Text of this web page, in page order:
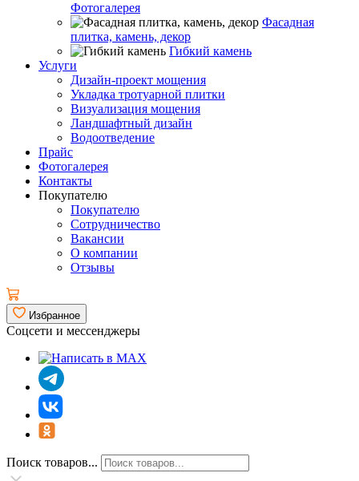
Фотогалерея
Фасадная
плитка, камень, декор
Гибкий камень
Услуги
Дизайн-проект мощения
Укладка тротуарной плитки
Визуализация мощения
Ландшафтный дизайн
Водоотведение
Прайс
Фотогалерея
Контакты
Покупателю
Покупателю
Сотрудничество
Вакансии
О компании
Отзывы
Избранное
Соцсети и мессенджеры
Поиск товаров...